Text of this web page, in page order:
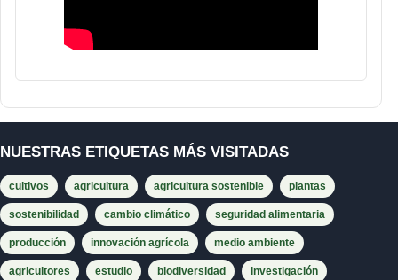
NUESTRAS ETIQUETAS MÁS VISITADAS
cultivos agricultura agricultura sostenible plantas
sostenibilidad cambio climático seguridad alimentaria
producción innovación agrícola medio ambiente
agricultores estudio biodiversidad investigación